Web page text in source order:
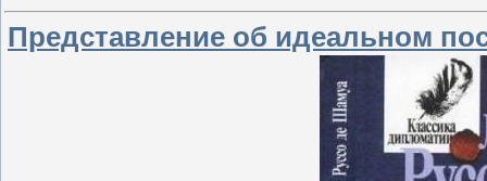
Представление об идеальном